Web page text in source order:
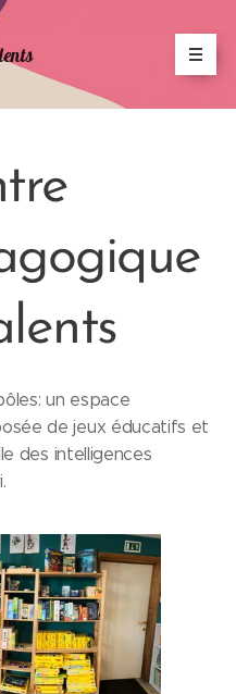
un espace
de jeux éducatifs et
des intelligences